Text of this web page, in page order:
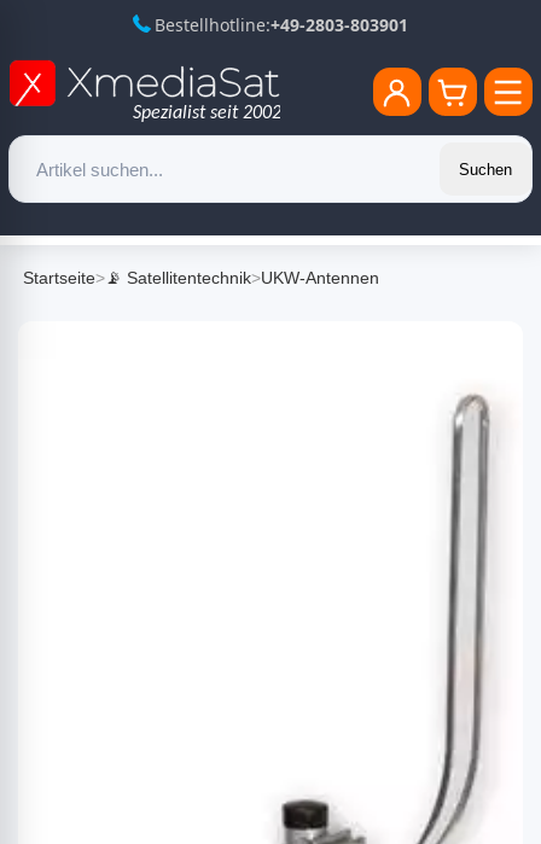
Bestellhotline:+49-2803-803901
Suchen
Startseite>📡 Satellitentechnik>UKW-Antennen